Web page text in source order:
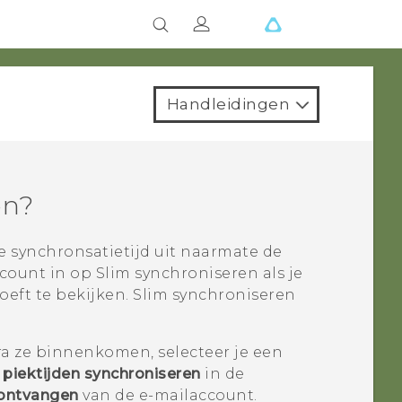
Handleidingen
?
synchronsatietijd uit naarmate de
in op Slim synchroniseren als je
te bekijken. Slim synchroniseren
ze binnenkomen, selecteer je een
synchroniseren in de
van de e-mailaccount.